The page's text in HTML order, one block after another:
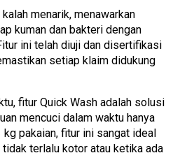
menarik, menawarkan
kuman dan bakteri dengan
ini telah diuji dan disertifikasi
setiap klaim didukung
fitur Quick Wash adalah solusi
mencuci dalam waktu hanya
pakaian, fitur ini sangat ideal
terlalu kotor atau ketika ada